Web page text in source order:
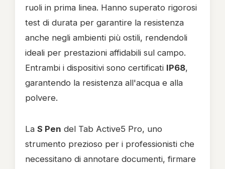
ruoli in prima linea. Hanno superato rigorosi
test di durata per garantire la resistenza
anche negli ambienti più ostili, rendendoli
ideali per prestazioni affidabili sul campo.
Entrambi i dispositivi sono certificati IP68,
garantendo la resistenza all'acqua e alla
polvere.
La S Pen del Tab Active5 Pro, uno
strumento prezioso per i professionisti che
necessitano di annotare documenti, firmare